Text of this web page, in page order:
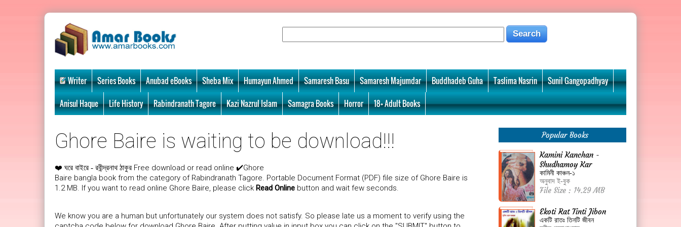
Writer Series Books Anubad eBooks Sheba Mix Humayun Ahmed Samaresh Basu Samaresh Majumdar Buddhadeb Guha Taslima Nasrin Sunil Gangopadhyay
Anisul Haque Life History Rabindranath Tagore Kazi Nazrul Islam Samagra Books Horror 18+ Adult Books
Ghore Baire is waiting to be download!!!
❤️ ঘরে বাইরে - রবীন্দ্রনাথ ঠাকুর Free download or read online ✔️Ghore
Baire bangla book from the category of Rabindranath Tagore. Portable Document Format (PDF) file size of Ghore Baire is
1.2 MB. If you want to read online Ghore Baire, please click Read Online button and wait few seconds.
We know you are a human but unfortunately our system does not satisfy. So please late us a moment to verify using the
Popular Books
Kamini Kanchan -
Shudhamoy Kar
কামিনী কাঞ্চন-১
অনুবাদ ই-বুক
File Size : 14.29 MB
Ekoti Rat Tinti Jibon
একটি রাতঃ তিনটি জীবন